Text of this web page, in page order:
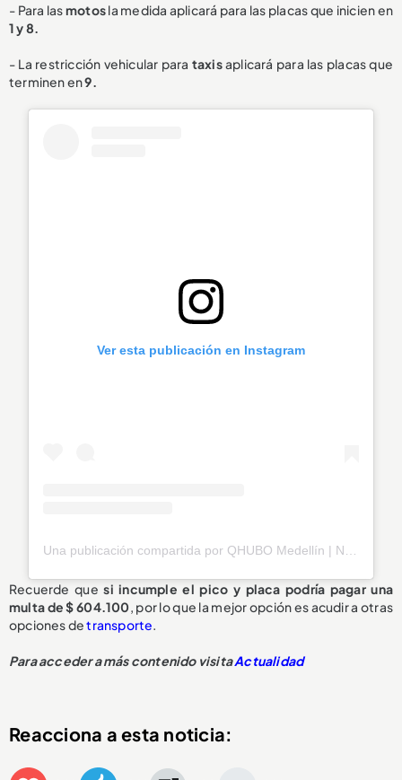
- Para lasmotosla medida aplicará para las placas que inicien en
1 y 8.
- La restricción vehicular para taxisaplicará para las placas que
terminen en9.
Ver esta publicación en Instagram
Recuerde quesi incumple el pico y placa podría pagar una
multa de $ 604.100 , por lo que la mejor opción es acudir a otras
opciones detransporte
Para acceder a más contenido visitaActualidad
Reacciona a esta noticia: